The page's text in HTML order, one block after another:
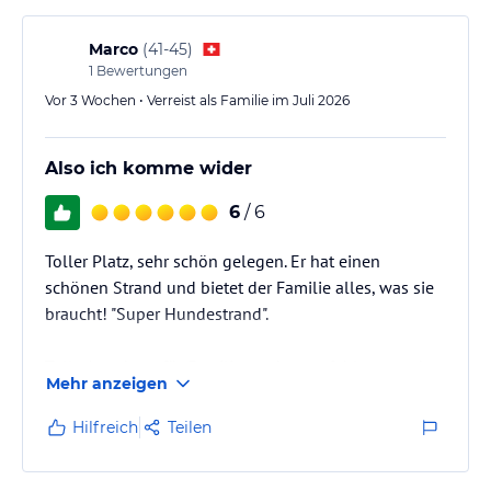
BISTRO I CAFE BAR R&R
- Bistro und Café Bar am Eingang zum Campingplatz
- Ideal für eine Tasse Kaffee und leichte Imbisse
Sport und Unterhaltung
SPORTANGEBOTE AUF DEM CAMPINGPLATZ
Lassen Sie sich während Ihres Aufenthaltes im Brioni Sunny
finden Sie auch Fußball-, Basketball- und Volleyballplätze, ein
Tauchzentrum sowie ein breit gefächertes Angebot an
Wassersportarten.
- Fußball-, Basketball- und Volleyballplatz
- Tretboote
- Beachvolleyball
- Wassersportarten
- Tauchzentrum
SPORTANGEBOTE IN DER NÄHE DES CAMPINGPLATZES
Marco (41-45)
1 Bewertungen
Vor 3 Wochen • Verreist als Familie im Juli 2026
Also ich komme wider
6 / 6
Toller Platz, sehr schön gelegen. Er hat einen
schönen Strand und bietet der Familie alles, was sie
braucht! "Super Hundestrand".
Mehr anzeigen
Hilfreich Teilen